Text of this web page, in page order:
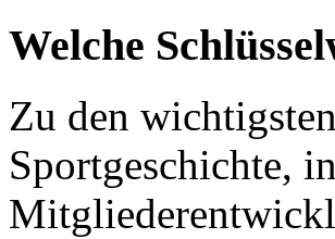
Welche
Zu den
Sportgeschichte,